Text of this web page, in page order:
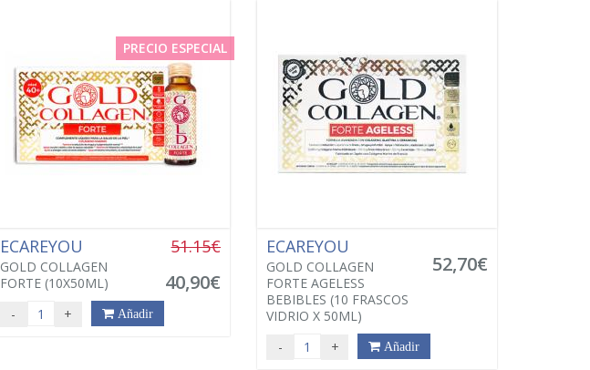
PRECIO ESPECIAL
ECAREYOU
GOLD COLLAGEN
FORTE (10X50ML)
51.15€
40,90€
- + Añadir
ECAREYOU
GOLD COLLAGEN
FORTE AGELESS
BEBIBLES (10 FRASCOS
VIDRIO X 50ML)
52,70€
- + Añadir